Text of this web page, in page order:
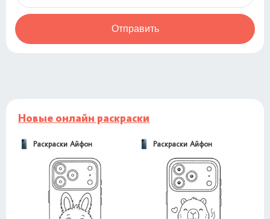
Отправить
Новые онлайн раскраски
Раскраски Айфон Раскраски Айфон